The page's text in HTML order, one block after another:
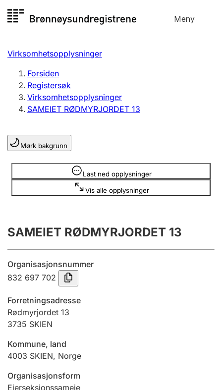
til
Meny
Registersøk
Aksjeselskap
Enkeltpersonforetak
Registrere, endre, slette
Lag og forening
Registrere, endre, slette
Innsending og forsinkelsesgebyr
Jeger
Ektepaktveileder
Virksomhetsopplysninger
Forsiden
Registersøk
Virksomhetsopplysninger
SAMEIET RØDMYRJORDET 13
Mørk bakgrunn
Last ned opplysninger
Vis alle opplysninger
Opplysninger er skjult
SAMEIET RØDMYRJORDET 13
Organisasjonsnummer
832 697 702
Forretningsadresse
Rødmyrjordet 13
3735 SKIEN
Kommune, land
4003 SKIEN, Norge
Organisasjonsform
Eierseksjonssameie